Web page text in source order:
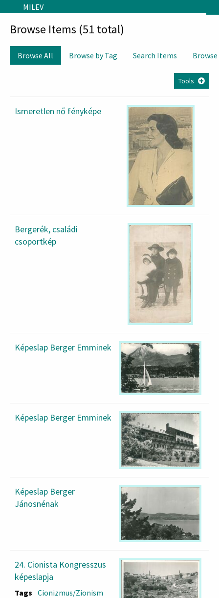
Skip to main content
MILEV
Browse Items (51 total)
Browse All Browse by Tag Search Items
Tools
Ismeretlen nő fényképe
Bergerék, családi
csoportkép
Képeslap Berger Emminek
Képeslap Berger Emminek
Képeslap Berger
Jánosnénak
24. Cionista Kongresszus
képeslapja
Tags Cionizmus/Zionism